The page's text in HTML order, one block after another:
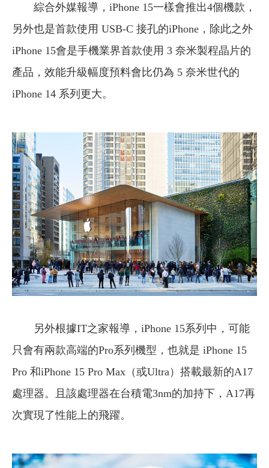
綜合外媒報導，iPhone 15一樣會推出4個機款，
另外也是首款使用 USB-C 接孔的iPhone，除此之外
iPhone 15會是手機業界首款使用 3 奈米製程晶片的
產品，效能升級幅度預料會比仍為 5 奈米世代的
iPhone 14 系列更大。
另外根據IT之家報導，iPhone 15系列中，可能
只會有兩款高端的Pro系列機型，也就是 iPhone 15
Pro 和iPhone 15 Pro Max（或Ultra）搭載最新的A17
處理器。且該處理器在台積電3nm的加持下，A17再
次實現了性能上的飛躍。